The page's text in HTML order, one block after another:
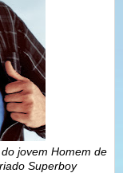
jovem Homem de
Superboy